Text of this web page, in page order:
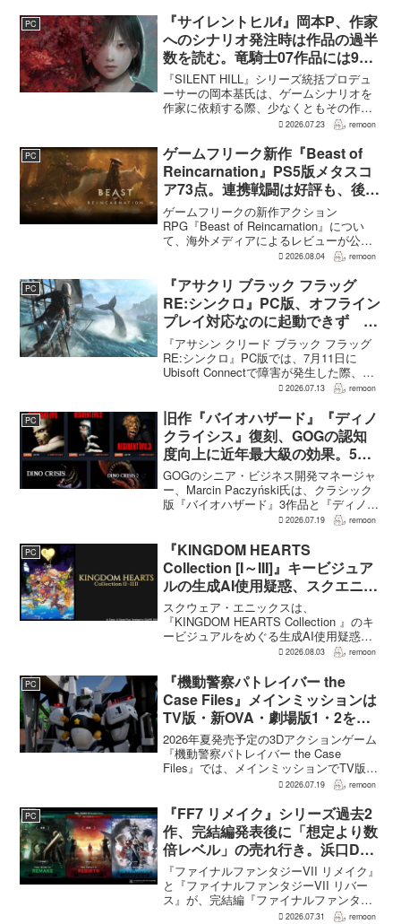
何度も挑戦すれば先へ進める...
PC
『サイレントヒルf』岡本P、作家
へのシナリオ発注時は作品の過半
数を読む。竜騎士07作品には9割
以上目を通す
『SILENT HILL』シリーズ統括プロデュ
ーサーの岡本基氏は、ゲームシナリオを
作家に依頼する際、少なくともその作家
の作品の過半数に目を通すという。作家
たうえで物語を任せるためだ。電ファミ
ニコゲーマーが...
2026.07.23 remoon
PC
ゲームフリーク新作『Beast of
Reincarnation』PS5版メタスコ
ア73点。連携戦闘は好評も、後半
の“ボス再戦続き”には不満
ゲームフリークの新作アクション
RPG『Beast of Reincarnation』につい
て、海外メディアによるレビューが公開
された。PS5版のメタスコアは73。採点
否両論で、不評に分類されたレビュ...
2026.08.04 remoon
PC
『アサクリ ブラック フラッグ
RE:シンクロ』PC版、オフライン
プレイ対応なのに起動できず
Ubisoft Connect障害時に報告相
次ぐ
『アサシン クリード ブラック フラッグ
RE:シンクロ』PC版では、7月11日に
Ubisoft Connectで障害が発生した際、ゲ
ームを起動できないとの報告が相次い
きなかったという投稿もあり、影響は
全...
2026.07.13 remoon
PC
旧作『バイオハザード』『ディノ
クライシス』復刻、GOGの認知
度向上に近年最大級の効果。5作
品は90％超の肯定的評価
GOGのシニア・ビジネス開発マネージャ
ー、Marcin Paczyński氏は、クラシック
版『バイオハザード』3作品と『ディノク
ライシス』2作品の復刻が、近年のGOG
上に認知度向上へ貢献したと語った。現
在...
2026.07.19 remoon
PC
『KINGDOM HEARTS
Collection [I～III]』キービジュア
ルの生成AI使用疑惑、スクエニが
否定――不自然な描写は「人為的
ミス」
スクウェア・エニックスは、
『KINGDOM HEARTS Collection 』のキ
ービジュアルをめぐる生成AI使用疑惑に
ついて、問題となったアセットは開発チ
不自然な箇所は「人為的ミス」によるも
のだと...
2026.08.03 remoon
PC
『機動警察パトレイバー the
Case Files』メインミッションは
TV版・新OVA・劇場版1・2をカ
バー。零式とヘルハウンドを動か
すため“アナザーサイドミッショ
ン”を実装
2026年夏発売予定の3Dアクションゲーム
『機動警察パトレイバー the Case
Files』では、メインミッションでTV版、
新OVA、劇場版第1作・第2作の範囲をカ
ーを務めるグッドスマイルカンパニー
の...
2026.07.19 remoon
PC
『FF7 リメイク』シリーズ過去2
作、完結編発表後に「想定より数
倍レベル」の売れ行き。浜口Dが
明かす
『ファイナルファンタジーVII リメイク』
と『ファイナルファンタジーVII リバー
ス』が、完結編『ファイナルファンタジ
ーVII リベレーション』の発表後、「我々
2026.07.31 remoon